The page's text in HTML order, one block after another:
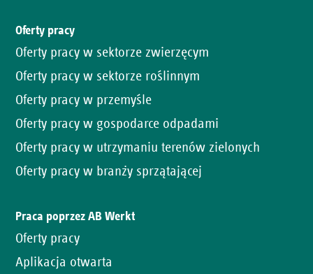
Oferty pracy
Oferty pracy w sektorze zwierzęcym
Oferty pracy w sektorze roślinnym
Oferty pracy w przemyśle
Oferty pracy w gospodarce odpadami
Oferty pracy w utrzymaniu terenów zielonych
Oferty pracy w branży sprzątającej
Praca poprzez AB Werkt
Oferty pracy
Aplikacja otwarta